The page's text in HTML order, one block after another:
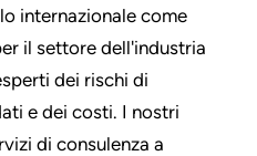
internazionale come
il settore dell'industria
dei rischi di
e dei costi. I nostri
di consulenza a